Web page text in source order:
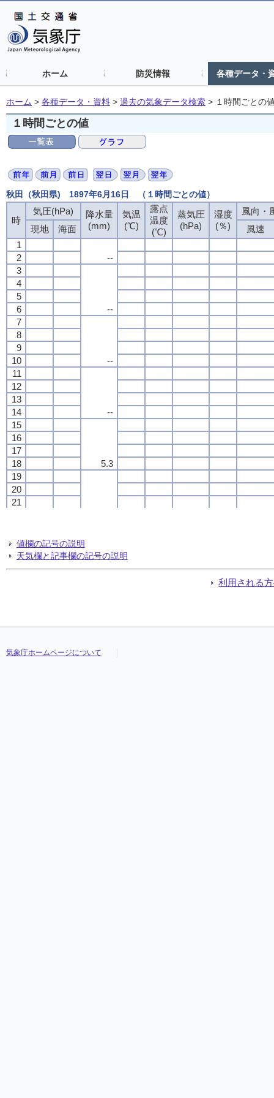
ホーム 防災情報 各種データ・
ホーム > 各種データ・資料 > 過去の気象データ検索 > １時間ごとの
１時間ごとの値
秋田（秋田県) 1897年6月16日 （１時間ごとの値）
時
気圧(hPa)
降水量
(mm)
気温
(℃)
露点
温度
(℃)
蒸気圧
(hPa)
湿度
(％)
風向・
現地
海面
風速
1
--
2
3
--
4
5
6
7
--
8
9
10
11
--
12
13
14
15
5.3
16
17
18
19
20
21
24
時
気圧(hPa)
降水量
(mm)
気温
(℃)
露点
温度
(℃)
蒸気圧
(hPa)
湿度
(％)
風向・
現地
海面
風速
1
--
2
3
--
4
5
6
7
--
8
9
10
11
--
12
13
14
15
5.3
16
17
18
19
20
21
24
時
気圧(hPa)
降水量
(mm)
気温
(℃)
露点
温度
(℃)
蒸気圧
(hPa)
湿度
(％)
風向・
現地
海面
風速
1
--
2
3
--
4
5
6
7
--
8
9
10
11
--
12
13
14
15
5.3
16
17
18
19
20
21
24
時
気圧(hPa)
降水量
(mm)
気温
(℃)
露点
温度
(℃)
蒸気圧
(hPa)
湿度
(％)
風向・
現地
海面
風速
1
--
2
3
--
4
5
6
7
--
8
9
10
11
--
12
13
14
15
5.3
16
17
18
19
20
21
24
値欄の記号の説明
天気欄と記事欄の記号の説明
利用される
気象庁ホームページについて